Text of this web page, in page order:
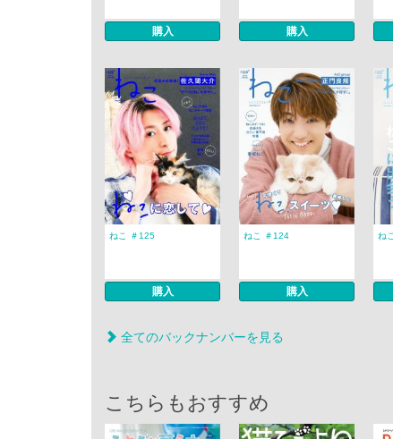
購入 購入
ねこ ＃125
購入
ねこ ＃124
購入
ね
全てのバックナンバーを見る
こちらもおすすめ